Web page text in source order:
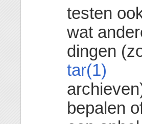
testen
wat
dingen
tar(1)
bepalen